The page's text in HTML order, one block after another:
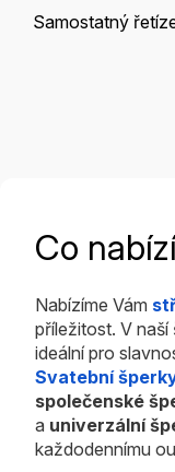
Samostatný
Co
Nabízíme Vám
příležitost. V naší
ideální pro
Svatební
společenské
a univerzální
každodennímu